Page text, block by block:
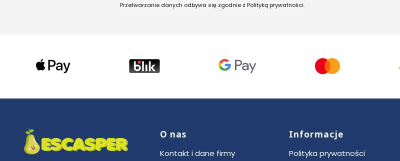
Przetwarzanie danych odbywa się zgodnie z Polityką prywatności.
Linki w stopce
O nas
Kontakt i dane firmy
Informacje
Polityka prywatności